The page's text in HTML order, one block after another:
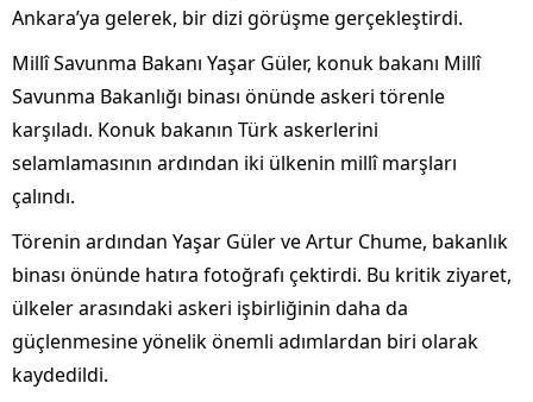
Ankara’ya gelerek, bir dizi görüşme gerçekleştirdi.
Millî Savunma Bakanı Yaşar Güler, konuk bakanı Millî
Savunma Bakanlığı binası önünde askeri törenle
karşıladı. Konuk bakanın Türk askerlerini
selamlamasının ardından iki ülkenin millî marşları
çalındı.
Törenin ardından Yaşar Güler ve Artur Chume, bakanlık
binası önünde hatıra fotoğrafı çektirdi. Bu kritik ziyaret,
ülkeler arasındaki askeri işbirliğinin daha da
güçlenmesine yönelik önemli adımlardan biri olarak
kaydedildi.